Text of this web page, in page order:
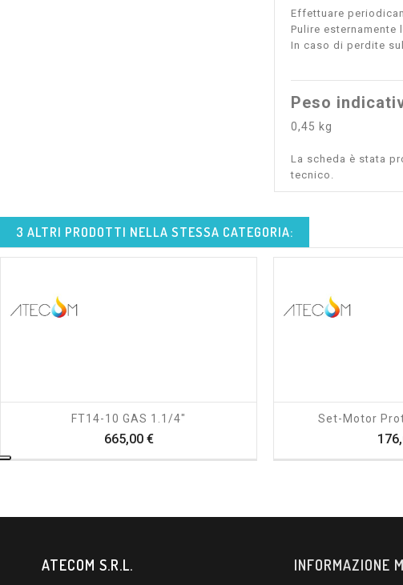
Effettuare
Pulire
In caso di perdite
Peso
0,45 kg
La scheda è stata
tecnico.
3 ALTRI PRODOTTI NELLA STESSA CATEGORIA:
FT14-10 GAS 1.1/4"
665,00 €Prezzo
Set-Motor
ATECOM S.R.L. INFORMAZIONE